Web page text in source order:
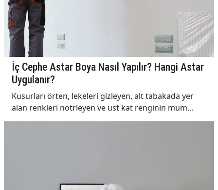
İç Cephe Astar Boya Nasıl Yapılır? Hangi Astar
Uygulanır?
Kusurları örten, lekeleri gizleyen, alt tabakada yer
alan renkleri nötrleyen ve üst kat renginin müm...